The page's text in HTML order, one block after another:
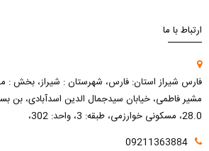
ارتباط با ما
فارس شیراز استان: فارس، شهرستان : شیراز، بخش :
28.0، مسکونی خوارزمی، طبقه: 3، واحد: 302،
09211363884